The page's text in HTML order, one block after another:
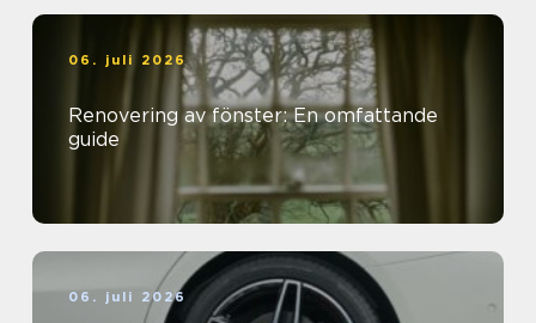
06. juli 2026
Renovering av fönster: En omfattande
guide
06. juli 2026